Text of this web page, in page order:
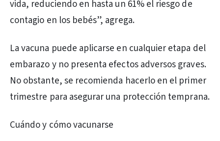
vida, reduciendo en hasta un 61% el riesgo de
contagio en los bebés”, agrega.
La vacuna puede aplicarse en cualquier etapa del
embarazo y no presenta efectos adversos graves.
No obstante, se recomienda hacerlo en el primer
trimestre para asegurar una protección temprana.
Cuándo y cómo vacunarse